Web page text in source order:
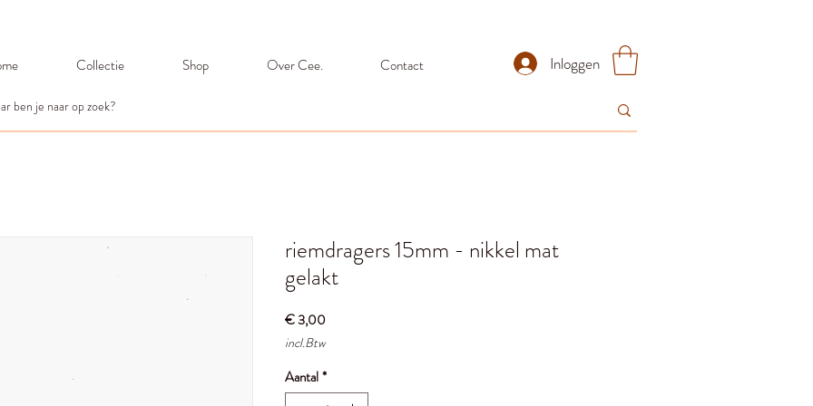
Inloggen
Collectie Shop Over Cee. Contact
riemdragers 15mm - nikkel mat
gelakt
€ 3,00Prijs
incl.Btw
Aantal*